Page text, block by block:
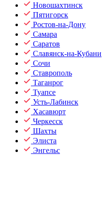
Новошахтинск
Пятигорск
Ростов-на-Дону
Самара
Саратов
Славянск-на-Кубани
Сочи
Ставрополь
Таганрог
Туапсе
Усть-Лабинск
Хасавюрт
Черкесск
Шахты
Элиста
Энгельс